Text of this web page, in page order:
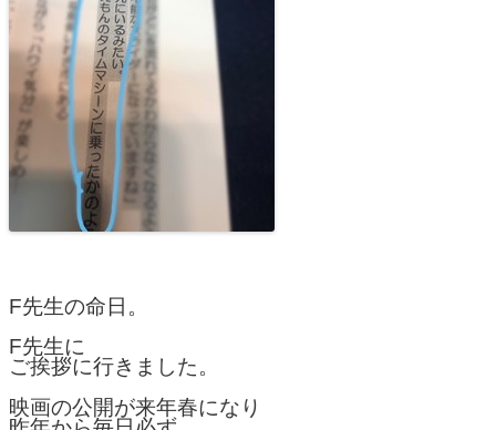
F先生の命日。
F先生に
ご挨拶に行きました。
映画の公開が来年春になり